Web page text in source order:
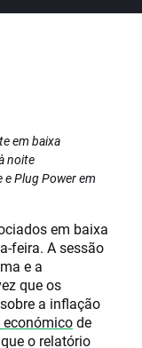
em baixa
noite
Plug Power em
em baixa
feira. A sessão
e a
que os
a inflação
de
o relatório